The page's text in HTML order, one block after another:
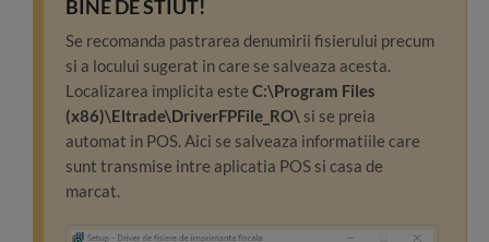
BINE DE STIUT!
Se recomanda pastrarea denumirii fisierului precum
si a locului sugerat in care se salveaza acesta.
Localizarea implicita este C:\Program Files
(x86)\Eltrade\DriverFPFile_RO\ si se preia
automat in POS. Aici se salveaza informatiile care
sunt transmise intre aplicatia POS si casa de
marcat.